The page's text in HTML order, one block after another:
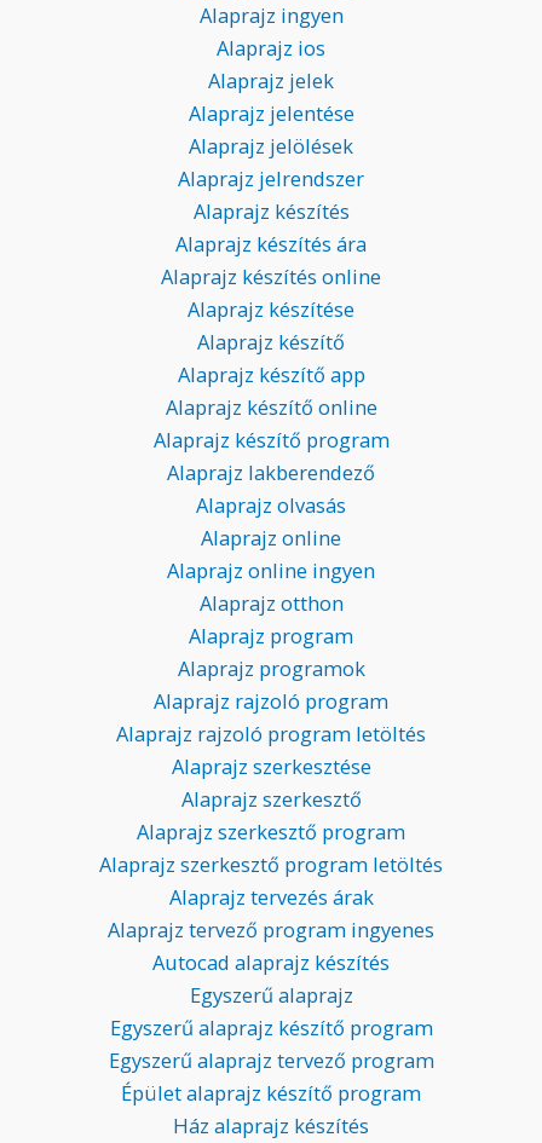
Alaprajz ingyen
Alaprajz ios
Alaprajz jelek
Alaprajz jelentése
Alaprajz jelölések
Alaprajz jelrendszer
Alaprajz készítés
Alaprajz készítés ára
Alaprajz készítés online
Alaprajz készítése
Alaprajz készítő
Alaprajz készítő app
Alaprajz készítő online
Alaprajz készítő program
Alaprajz lakberendező
Alaprajz olvasás
Alaprajz online
Alaprajz online ingyen
Alaprajz otthon
Alaprajz program
Alaprajz programok
Alaprajz rajzoló program
Alaprajz rajzoló program letöltés
Alaprajz szerkesztése
Alaprajz szerkesztő
Alaprajz szerkesztő program
Alaprajz szerkesztő program letöltés
Alaprajz tervezés árak
Alaprajz tervező program ingyenes
Autocad alaprajz készítés
Egyszerű alaprajz
Egyszerű alaprajz készítő program
Egyszerű alaprajz tervező program
Épület alaprajz készítő program
Ház alaprajz készítés